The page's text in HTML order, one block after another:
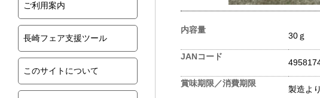
ご利用案内
長崎フェア支援ツール
このサイトについて
内容量
30ｇ
JANコード
賞味期限／消費期限
製造よ